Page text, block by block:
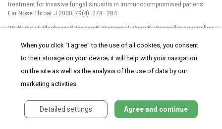
treatment for invasive fungal sinusitis in immunocompromised patiens.
Ear Nose Throat J 2000; 79(4): 278–284.
28. Kurita H, Shiokawa Y, Furuya K, Segawa H, Sano K. Parasellar aspergillus
Surg Neurol 1995; 44(5): 489–494.
29. Swift AC, Denning DW. Skull base osteitis following fungal sinusitis. J
Laryngol Otol 1998; 112(1): 92–97.
30. Elgamal E, Murshid W. Intracavitary administration of amphotericin B in
patient: case report and review of the literature. Br J Neurosurg 2000; 14(2):
When you click "I agree" to the use of all cookies, you consent
to their storage on your device; it will help with your navigation
on the site as well as the analysis of the use of data by our
marketing activities.
Detailed settings Agree and continue